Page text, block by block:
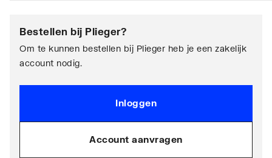
Bestellen bij Plieger?
Om te kunnen bestellen bij Plieger heb je een zakelijk
account nodig.
Inloggen
Account aanvragen